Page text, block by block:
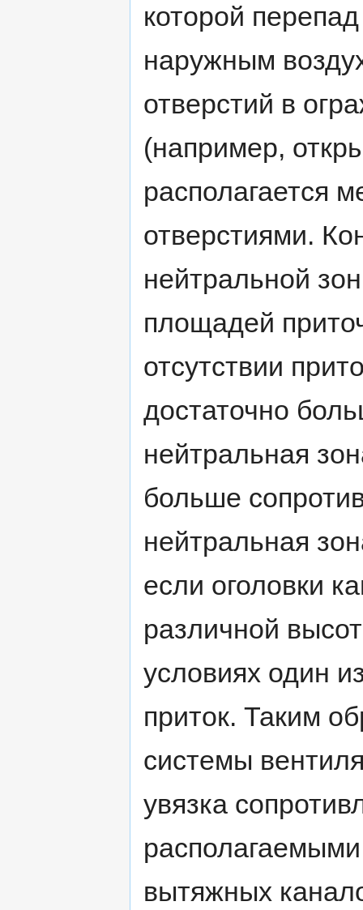
которой
наружным
отверстий в
(например,
располагается
отверстиями.
нейтральной
площадей
отсутствии
достаточно
нейтральная
больше
нейтральная
если оголовки
различной
условиях один
приток. Таким
системы
увязка
вытяжных